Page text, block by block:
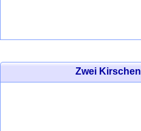
Zwei Kirschen